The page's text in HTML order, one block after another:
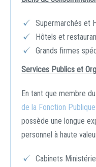
Supermarchés et
Hôtels et
Grands firmes
Services Publics et
En tant que membre
de la Fonction Publique
possède une longue
personnel à haute
Cabinets